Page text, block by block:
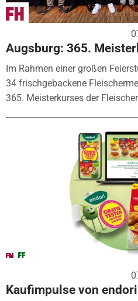
Augsburg: 365.
Im Rahmen einer großen
34 frischgebackene
365. Meisterkurses der
Kaufimpulse von